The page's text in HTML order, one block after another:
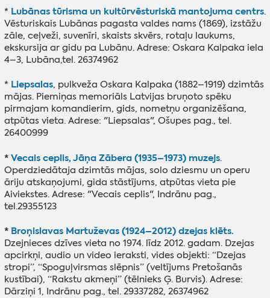
* Lubānas tūrisma un kultūrvēsturiskā mantojuma centrs.
Vēsturiskais Lubānas pagasta valdes nams (1869), izstāžu
zāle, ceļveži, suvenīri, skaists skvērs, rotaļu laukums,
ekskursija ar gidu pa Lubānu. Adrese: Oskara Kalpaka iela
4–3, Lubāna,tel. 26374962
* Liepsalas, pulkveža Oskara Kalpaka (1882–1919) dzimtās
mājas. Piemiņas memoriāls Latvijas bruņoto spēku
pirmajam komandierim, gids, nometņu organizēšana,
atpūtas vieta. Adrese: "Liepsalas", Ošupes pag., tel.
26400999
*Vecais ceplis, Jāņa Zābera (1935–1973) muzejs.
Operdziedātaja dzimtās mājas, solo dziesmu un operu
āriju atskaņojumi, gida stāstījums, atpūtas vieta pie
Aiviekstes. Adrese: "Vecais ceplis", Indrānu pag.,
tel.29355123
* Broņislavas Martuževas (1924–2012) dzejas klēts.
Dzejnieces dzīves vieta no 1974. līdz 2012. gadam. Dzejas
apcirkņi, audio un video ieraksti, vides objekti: “Dzejas
stropi”, “Spoguļvirsmas slēpnis” (veltījums Pretošanās
kustībai), “Rakstu akmeņi” (tēlnieks Ģ. Burvis). Adrese:
Dārziņi 1, Indrānu pag., tel. 29337282, 26374962